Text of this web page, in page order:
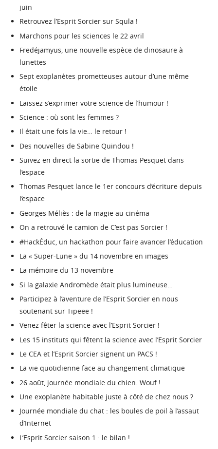
juin
Retrouvez l’Esprit Sorcier sur Squla !
Marchons pour les sciences le 22 avril
Fredéjamyus, une nouvelle espèce de dinosaure à
lunettes
Sept exoplanètes prometteuses autour d’une même
étoile
Laissez s’exprimer votre science de l’humour !
Science : où sont les femmes ?
Il était une fois la vie… le retour !
Des nouvelles de Sabine Quindou !
Suivez en direct la sortie de Thomas Pesquet dans
l’espace
Thomas Pesquet lance le 1er concours d’écriture depuis
l’espace
Georges Méliès : de la magie au cinéma
On a retrouvé le camion de C’est pas Sorcier !
#HackÉduc, un hackathon pour faire avancer l’éducation
La « Super-Lune » du 14 novembre en images
La mémoire du 13 novembre
Si la galaxie Andromède était plus lumineuse…
Participez à l’aventure de l’Esprit Sorcier en nous
soutenant sur Tipeee !
Venez fêter la science avec l’Esprit Sorcier !
Les 15 instituts qui fêtent la science avec l’Esprit Sorcier
Le CEA et l’Esprit Sorcier signent un PACS !
La vie quotidienne face au changement climatique
26 août, journée mondiale du chien. Wouf !
Une exoplanète habitable juste à côté de chez nous ?
Journée mondiale du chat : les boules de poil à l’assaut
d’Internet
L’Esprit Sorcier saison 1 : le bilan !